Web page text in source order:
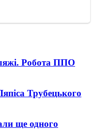
Робота ППО
Трубецького
ще одного